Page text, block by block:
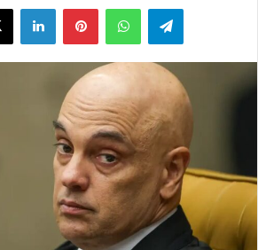
X LinkedinPinterestWhatsAppTelegram